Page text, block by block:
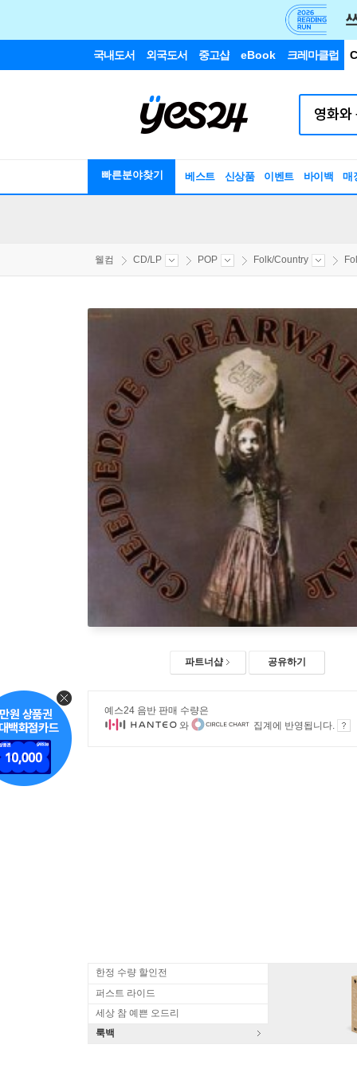
국내도서 외국도서 중고샵 eBook 크레마클럽
빠른분야찾기 베스트 신상품 이벤트 바이백 매
웰컴 CD/LP POP Folk/Country
파트너샵 공유하기
예스24 음반 판매 수량은
와
집계에 반영됩니다.
한정 수량 할인전
퍼스트 라이드
세상 참 예쁜 오드리
룩백